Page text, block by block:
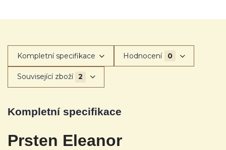
Kompletní specifikace Hodnocení 0
Související zboží 2
Kompletní specifikace
Prsten Eleanor